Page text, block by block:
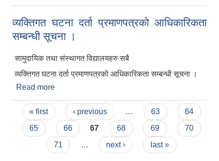
व्यक्तिगत घटना दर्ता प्रमाणपत्रको आधिकारिकता
सम्बन्धी सूचना ।
सामुदायिक तथा संस्थागत विद्यालयहरु सबै
व्यक्तिगत घटना दर्ता प्रमाणपत्रको आधिकारिकता सम्बन्धी सूचना ।
Read more
Pages
« first ‹ previous … 63
64
65
66 67 68 69
70
71
… next › last »